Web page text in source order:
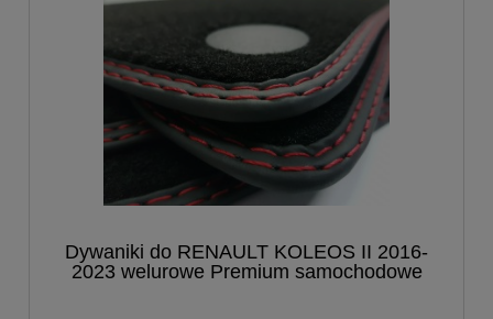
Dywaniki do RENAULT KOLEOS II 2016-
2023 welurowe Premium samochodowe